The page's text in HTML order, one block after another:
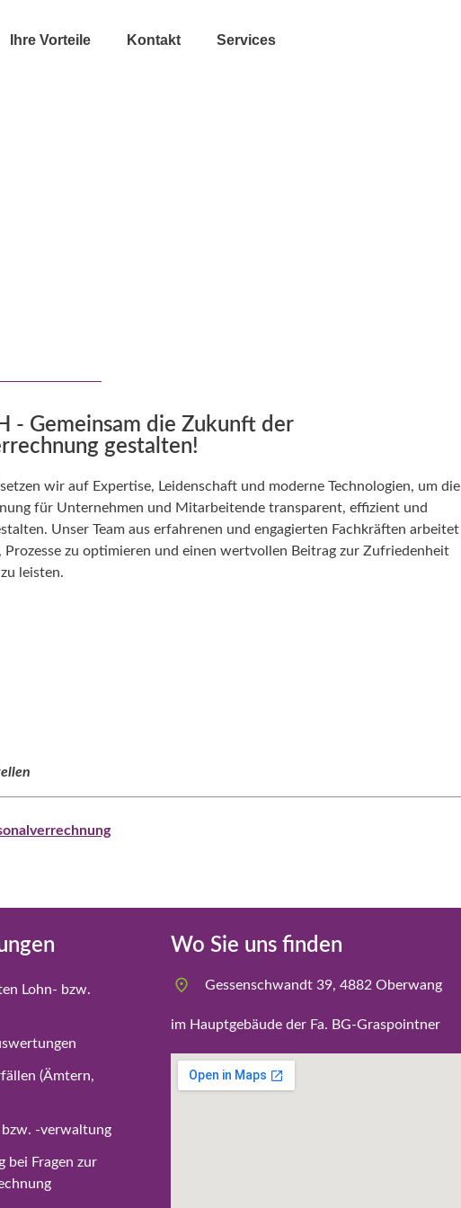
Ihre Vorteile Kontakt Services
- Gemeinsam die Zukunft der
gestalten!
setzen wir auf Expertise, Leidenschaft und moderne Technologien, um die
für Unternehmen und Mitarbeitende transparent, effizient und
Unser Team aus erfahrenen und engagierten Fachkräften arbeitet
Prozesse zu optimieren und einen wertvollen Beitrag zur Zufriedenheit
leisten.
Lohn- bzw.
(Ämtern,
bzw. -verwaltung
bei Fragen zur
Wo Sie uns finden
Gessenschwandt 39, 4882 Oberwang
im Hauptgebäude der Fa. BG-Graspointner